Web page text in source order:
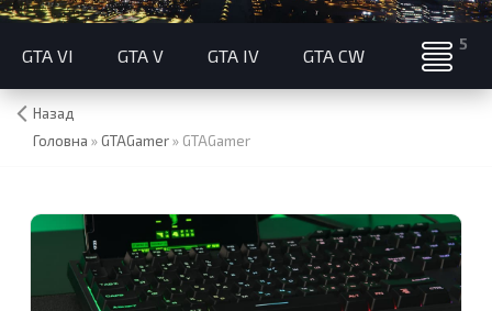
GTA VI GTA V GTA IV GTA CW
Назад
Головна » GTAGamer» GTAGamer